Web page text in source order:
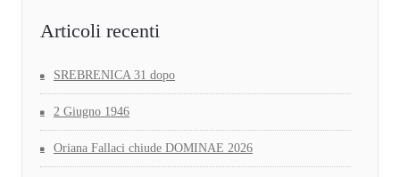
Articoli recenti
SREBRENICA 31 dopo
2 Giugno 1946
Oriana Fallaci chiude DOMINAE 2026